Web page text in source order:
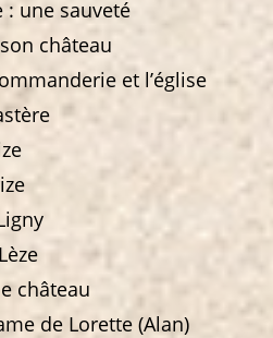
: une sauveté
château
et l’église
château
de Lorette (Alan)